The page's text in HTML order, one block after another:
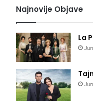
Najnovije Objave
La